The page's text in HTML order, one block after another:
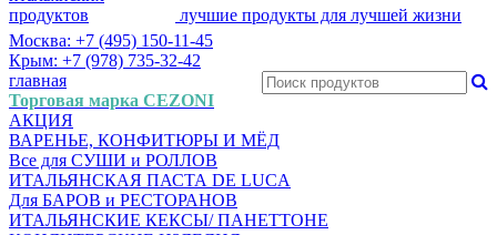
лучшие продукты для лучшей жизни
Москва: +7 (495) 150-11-45
Крым: +7 (978) 735-32-42
главная
Торговая марка CEZONI
АКЦИЯ
ВАРЕНЬЕ, КОНФИТЮРЫ И МЁД
Все для СУШИ и РОЛЛОВ
ИТАЛЬЯНСКАЯ ПАСТА DE LUCA
Для БАРОВ и РЕСТОРАНОВ
ИТАЛЬЯНСКИЕ КЕКСЫ/ ПАНЕТТОНЕ